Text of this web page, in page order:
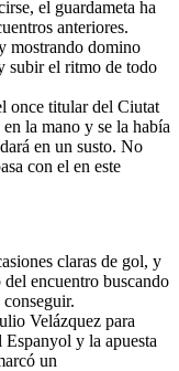
el guardameta ha
anteriores.
mostrando domino
subir el ritmo de todo
once titular del Ciutat
la mano y se la había
en un susto. No
con el en este
claras de gol, y
encuentro buscando
Velázquez para
y la apuesta
un